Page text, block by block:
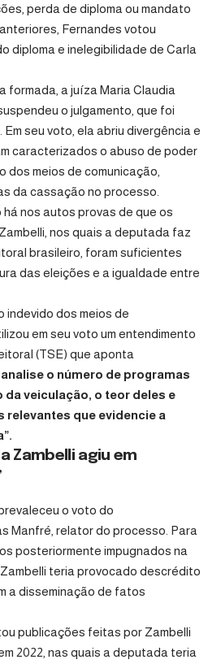
perda de diploma ou mandato
Fernandes votou
diploma e inelegibilidade de Carla
formada, a juíza Maria Claudia
o julgamento, que foi
seu voto, ela abriu divergência e
caracterizados o abuso de poder
dos meios de comunicação,
da cassação no processo.
nos autos provas de que os
nos quais a deputada faz
brasileiro, foram suficientes
das eleições e a igualdade entre
indevido dos meios de
em seu voto um entendimento
(TSE) que aponta
o número de programas
veiculação, o teor deles e
que evidencie a
Zambelli agiu em
o voto do
Manfré, relator do processo. Para
posteriormente impugnados na
teria provocado descrédito
a disseminação de fatos
publicações feitas por Zambelli
2022, nas quais a deputada teria